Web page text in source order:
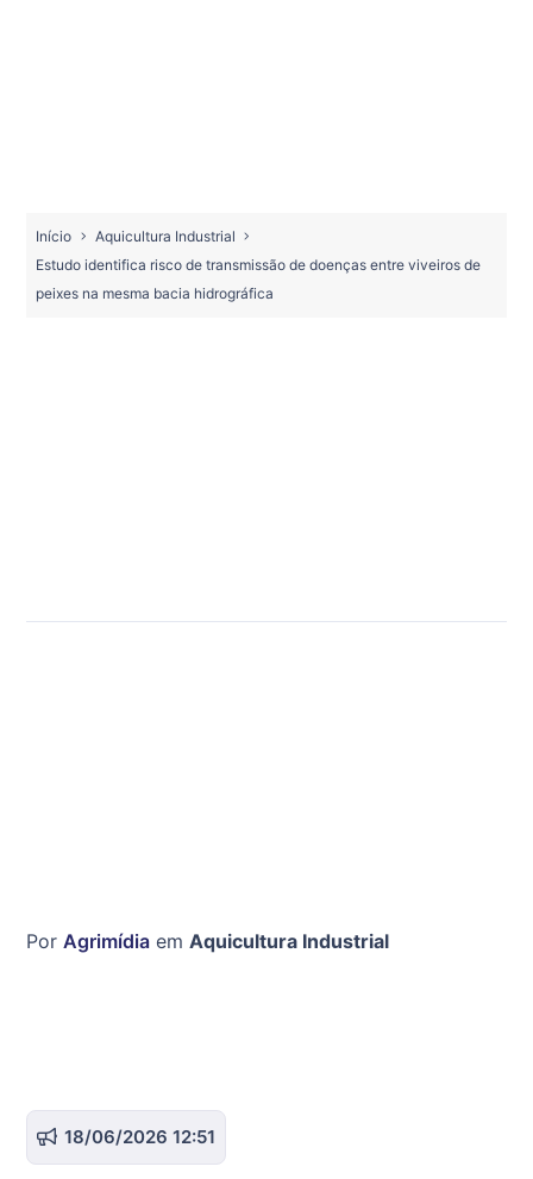
Início
Aquicultura Industrial
Estudo identifica risco de transmissão de doenças entre viveiros de
peixes na mesma bacia hidrográfica
Por Agrimídia em Aquicultura Industrial
18/06/2026 12:51